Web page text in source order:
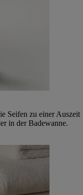
Seifen zu einer Auszeit
in der Badewanne.